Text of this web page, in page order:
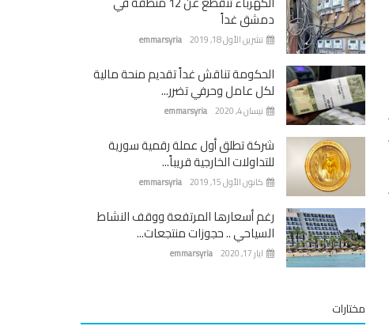
دمشق غداً
emmarsyria تشرين الأول 18, 2019
الحكومة تناقش غداً تقديم منحة مالية
لكل عامل وحرفي تضرر...
emmarsyria نيسان 4, 2020
شركة تطلق أول عملة رقمية سورية
للتداولات الخارجية قريباً...
emmarsyria كانون الأول 15, 2019
رغم أسعارها المرتفعة ووقف النشاط
السياحي .. حجوزات منتجعات...
emmarsyria ايار 17, 2020
مختارات